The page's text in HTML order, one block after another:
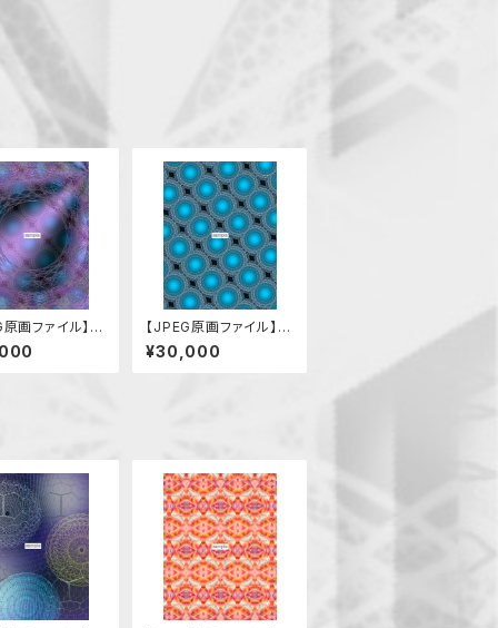
画ファイル】混
安穏
【JPEG原画ファイル】混
沌
¥30,000